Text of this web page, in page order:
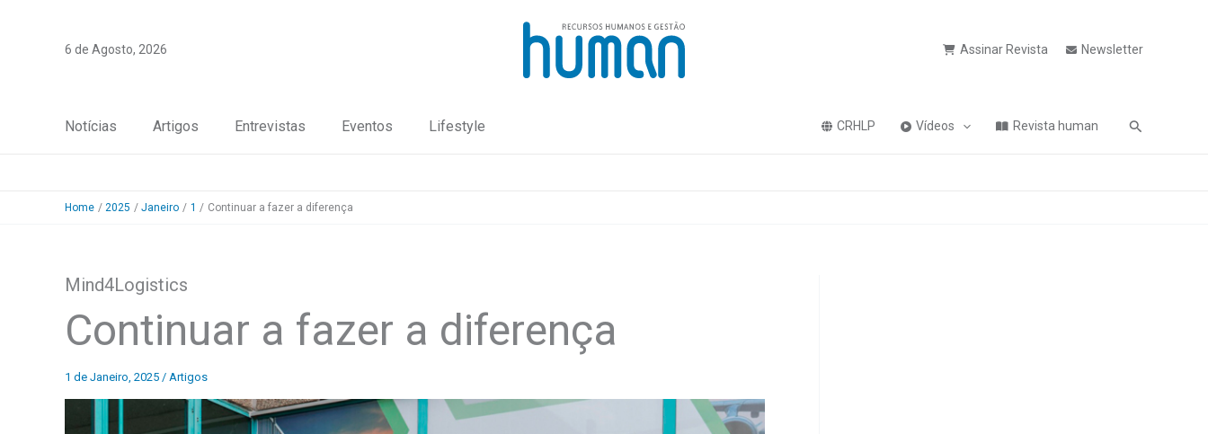
6 de Agosto, 2026 Assinar Revista Newsletter
Notícias Artigos Entrevistas Eventos Lifestyle CRHLP Vídeos Revista human Pesquisa
Home 2025 Janeiro 1 Continuar a fazer a diferença
Mind4Logistics
Continuar a fazer a diferença
1 de Janeiro, 2025 / Artigos